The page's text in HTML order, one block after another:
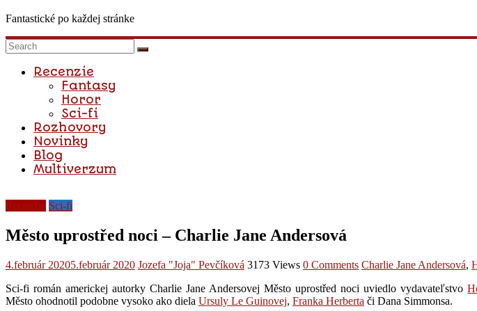
Fantastické po každej stránke
Recenzie
Fantasy
Horor
Sci-fi
Rozhovory
Novinky
Blog
Multiverzum
Sci-fi
Město uprostřed noci – Charlie Jane Andersová
4.február 20205.február 2020 Jozefa "Joja" Pevčíková 3173 Views 0 Comments Charlie Jane Andersová,
Sci-fi román americkej autorky Charlie Jane Andersovej Město uprostřed noci uviedlo vydavateľstvo
Město ohodnotil podobne vysoko ako diela Ursuly Le Guinovej, Franka Herberta či Dana Simmonsa.